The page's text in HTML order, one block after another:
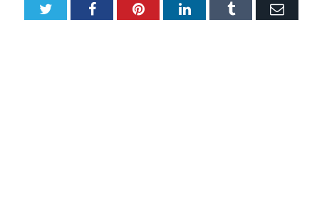
TwitterFacebookPinterestLinkedInTumblr Email